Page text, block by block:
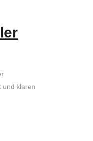
und klaren